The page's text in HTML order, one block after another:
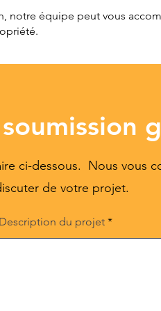
notre équipe peut vous
soumission
ci-dessous. Nous vous
de votre projet.
Description du projet